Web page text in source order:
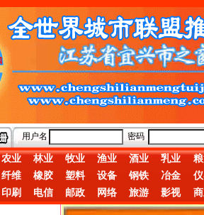
用户名 密码
农业 林业 牧业 渔业 酒业 乳业
纤维 橡胶 塑料 设备 钢铁 冶金
印刷 电信 邮政 网络 旅游 影视